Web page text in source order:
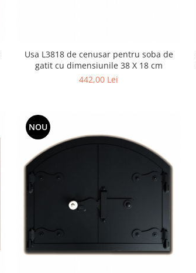
Usa L3818 de cenusar pentru soba de
gatit cu dimensiunile 38 X 18 cm
442,00 Lei
NOU